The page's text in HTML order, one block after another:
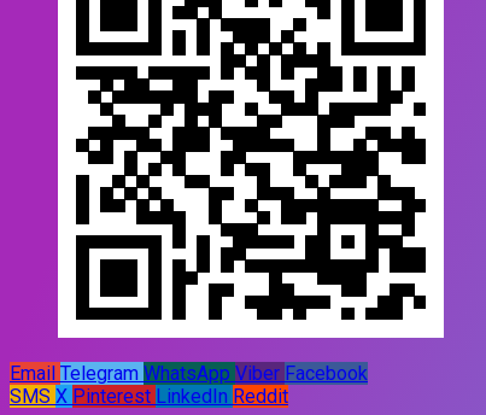
Email Telegram WhatsApp Viber Facebook
SMS X Pinterest LinkedIn Reddit